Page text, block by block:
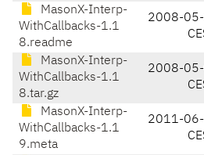
MasonX-Interp-
WithCallbacks-1.1
8.readme
2008-
MasonX-Interp-
WithCallbacks-1.1
8.tar.gz
2008-
MasonX-Interp-
WithCallbacks-1.1
9.meta
2011-